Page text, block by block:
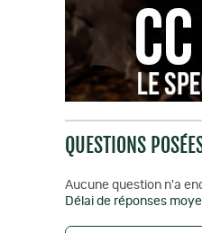
QUESTIONS
Aucune question n'a
Délai de réponses